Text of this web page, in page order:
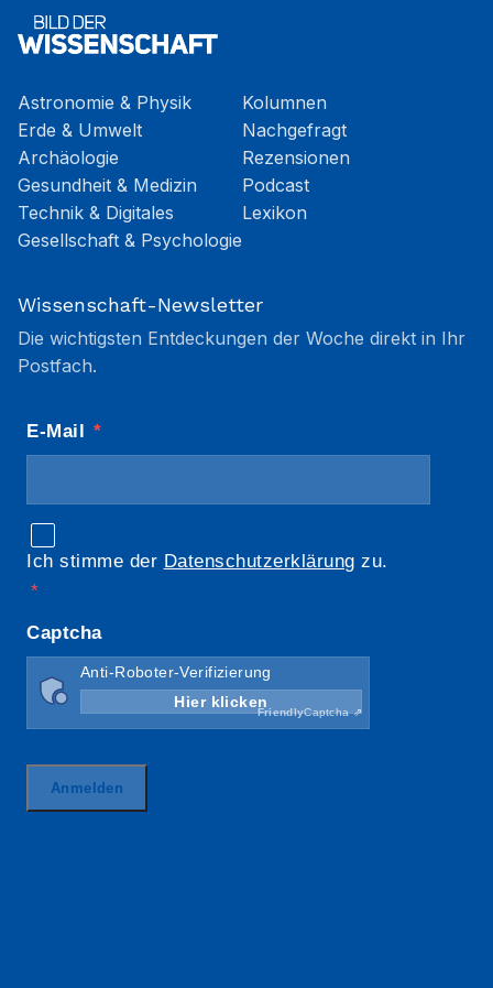
Astronomie & Physik
Erde & Umwelt
Archäologie
Gesundheit & Medizin
Technik & Digitales
Gesellschaft & Psychologie
Kolumnen
Nachgefragt
Rezensionen
Podcast
Lexikon
Wissenschaft-Newsletter
Die wichtigsten Entdeckungen der Woche direkt in Ihr
Postfach.